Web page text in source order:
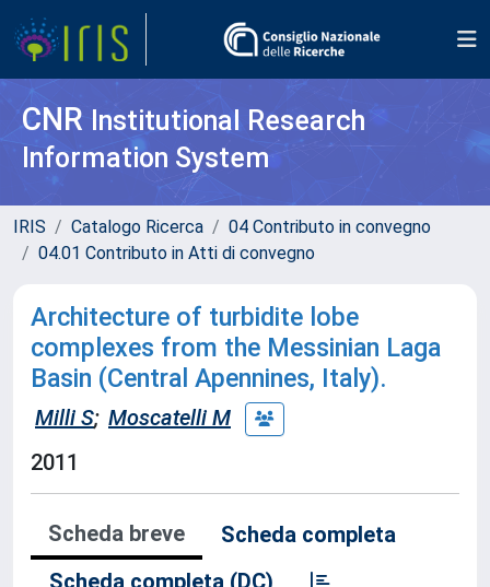
CNR Institutional Research
Information System
IRIS Catalogo Ricerca
04 Contributo in convegno
04.01 Contributo in Atti di convegno
Architecture of turbidite lobe
complexes from the Messinian Laga
Basin (Central Apennines, Italy).
Milli S; Moscatelli M
2011
Scheda breve
Scheda completa
Scheda completa (DC)